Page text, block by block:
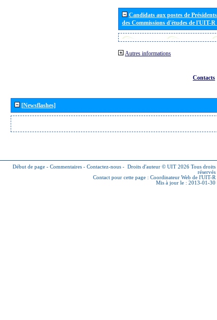
Candidats aux postes de
des Commissions d'études de l'UIT-
Autres informations
Contacts
[Newsflashes]
Début de page - Commentaires - Contactez-nous - Droits d'auteur © UIT 2026 Tous droits
réservés
Contact pour cette page : Coordinateur Web de l'UIT-R
Mis à jour le : 2013-01-30